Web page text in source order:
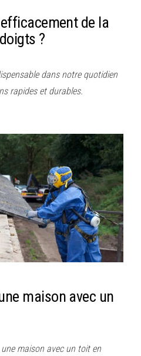
de la
?
dans notre quotidien
rapides et durables.
maison avec un
maison avec un toit en